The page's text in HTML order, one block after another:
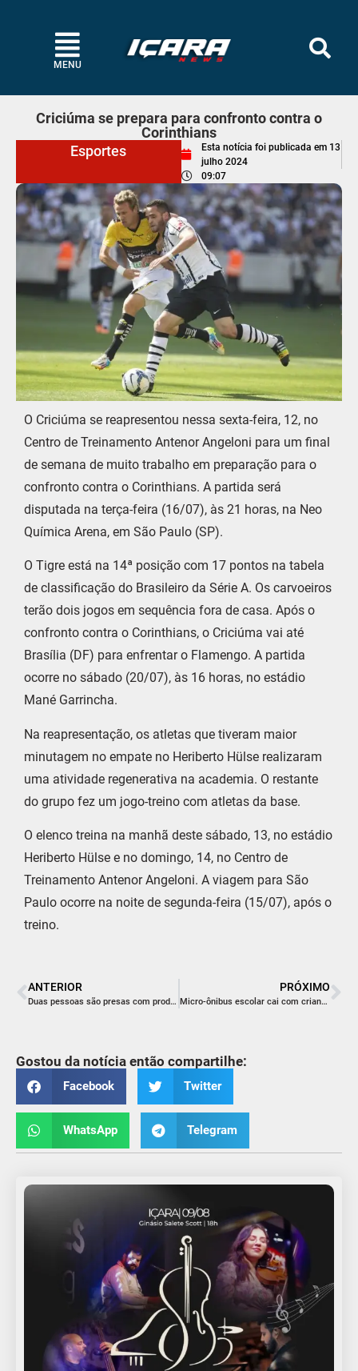
MENU
Criciúma se prepara para confronto contra o
Corinthians
Esportes
Esta notícia foi publicada em 13
julho 2024
09:07
O Criciúma se reapresentou nessa sexta-feira, 12, no
Centro de Treinamento Antenor Angeloni para um final
de semana de muito trabalho em preparação para o
confronto contra o Corinthians. A partida será
disputada na terça-feira (16/07), às 21 horas, na Neo
Química Arena, em São Paulo (SP).
O Tigre está na 14ª posição com 17 pontos na tabela
de classificação do Brasileiro da Série A. Os carvoeiros
terão dois jogos em sequência fora de casa. Após o
confronto contra o Corinthians, o Criciúma vai até
Brasília (DF) para enfrentar o Flamengo. A partida
ocorre no sábado (20/07), às 16 horas, no estádio
Mané Garrincha.
Na reapresentação, os atletas que tiveram maior
minutagem no empate no Heriberto Hülse realizaram
uma atividade regenerativa na academia. O restante
do grupo fez um jogo-treino com atletas da base.
O elenco treina na manhã deste sábado, 13, no estádio
Heriberto Hülse e no domingo, 14, no Centro de
Treinamento Antenor Angeloni. A viagem para São
Paulo ocorre na noite de segunda-feira (15/07), após o
treino.
ANTERIOR
Duas pessoas são presas com produtos furtados em Içara
PRÓXIMO
Micro-ônibus escolar cai com crianças em rio
Gostou da notícia então compartilhe:
Facebook Twitter
WhatsApp Telegram